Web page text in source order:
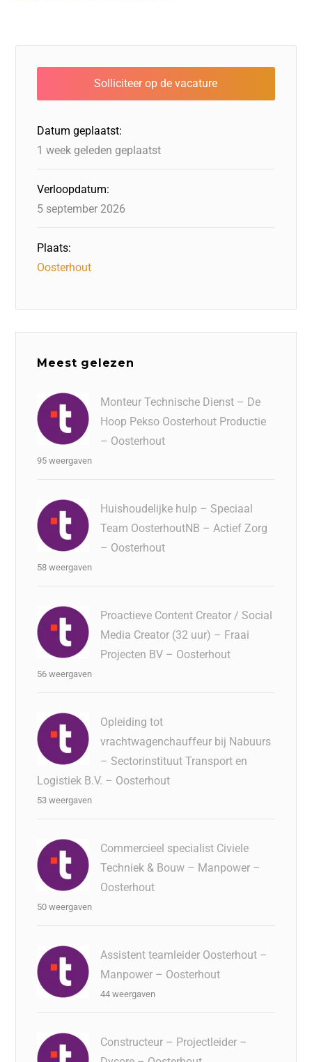
e
b
o
o
k
e
dI
n
o
d
o
n
a
d
s
s
A
p
l
Datum geplaatst:
1 week geleden geplaatst
Verloopdatum:
5 september 2026
Plaats:
Oosterhout
Meest gelezen
Monteur Technische Dienst – De
Hoop Pekso Oosterhout Productie
– Oosterhout
95 weergaven
Huishoudelijke hulp – Speciaal
Team OosterhoutNB – Actief Zorg
– Oosterhout
58 weergaven
Proactieve Content Creator / Social
Media Creator (32 uur) – Fraai
Projecten BV – Oosterhout
56 weergaven
Opleiding tot
vrachtwagenchauffeur bij Nabuurs
– Sectorinstituut Transport en
Logistiek B.V. – Oosterhout
53 weergaven
Commercieel specialist Civiele
Techniek & Bouw – Manpower –
Oosterhout
50 weergaven
Assistent teamleider Oosterhout –
Manpower – Oosterhout
44 weergaven
Constructeur – Projectleider –